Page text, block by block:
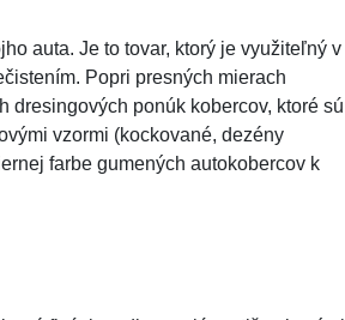
auta. Je to tovar, ktorý je využiteľný v
Popri presných mierach
dresingových ponúk kobercov, ktoré sú
vzormi (kockované, dezény
farbe gumených autokobercov k